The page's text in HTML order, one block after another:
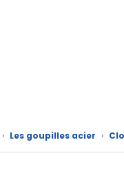
› Les goupilles acier ›